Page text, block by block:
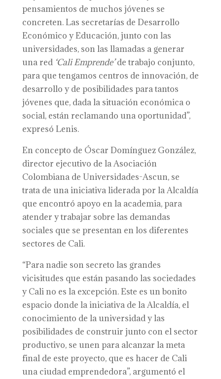
pensamientos de muchos jóvenes se
concreten. Las secretarías de Desarrollo
Económico y Educación, junto con las
universidades, son las llamadas a generar
una red ‘Cali Emprende’de trabajo conjunto,
para que tengamos centros de innovación, de
desarrollo y de posibilidades para tantos
jóvenes que, dada la situación económica o
social, están reclamando una oportunidad”,
expresó Lenis.
En concepto de Óscar Domínguez González,
director ejecutivo de la Asociación
Colombiana de Universidades-Ascun, se
trata de una iniciativa liderada por la Alcaldía
que encontró apoyo en la academia, para
atender y trabajar sobre las demandas
sociales que se presentan en los diferentes
sectores de Cali.
“Para nadie son secreto las grandes
vicisitudes que están pasando las sociedades
y Cali no es la excepción. Este es un bonito
espacio donde la iniciativa de la Alcaldía, el
conocimiento de la universidad y las
posibilidades de construir junto con el sector
productivo, se unen para alcanzar la meta
final de este proyecto, que es hacer de Cali
una ciudad emprendedora”, argumentó el